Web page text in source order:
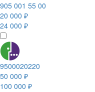
905 001 55 00
20 000 ₽
24 000 ₽
9500020220
50 000 ₽
100 000 ₽